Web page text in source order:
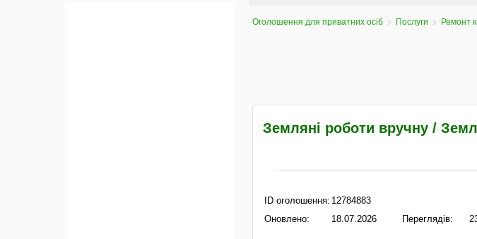
Оголошення для приватних осіб Послуги Ремонт
Земляні роботи вручну /
ID оголошення: 12784883
Оновлено:
18.07.2026 Переглядів: